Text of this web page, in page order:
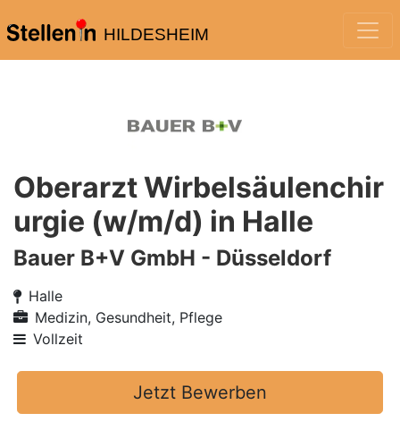
HILDESHEIM
Oberarzt Wirbelsäulenchir
urgie (w/m/d) in Halle
Bauer B+V GmbH - Düsseldorf
Halle
Medizin, Gesundheit, Pflege
Vollzeit
Jetzt Bewerben